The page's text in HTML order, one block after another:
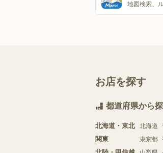
地図検索、
お店を探す
都道府県から
北海道・東北 北海道
関東 東京都